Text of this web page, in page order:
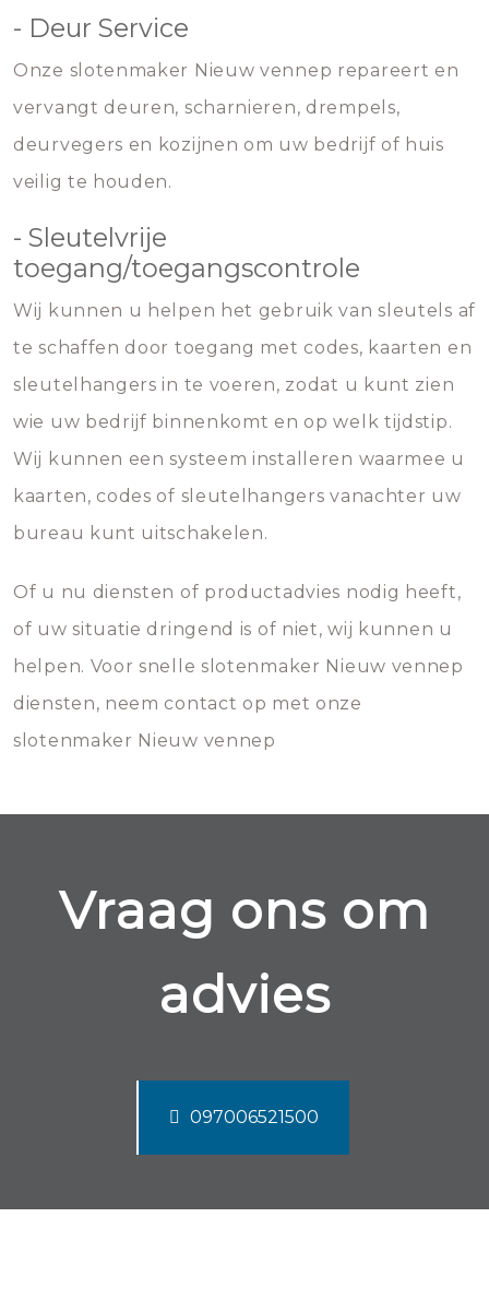
- Deur Service
Onze slotenmaker Nieuw vennep repareert en
vervangt deuren, scharnieren, drempels,
deurvegers en kozijnen om uw bedrijf of huis
veilig te houden.
- Sleutelvrije
toegang/toegangscontrole
Wij kunnen u helpen het gebruik van sleutels af
te schaffen door toegang met codes, kaarten en
sleutelhangers in te voeren, zodat u kunt zien
wie uw bedrijf binnenkomt en op welk tijdstip.
Wij kunnen een systeem installeren waarmee u
kaarten, codes of sleutelhangers vanachter uw
bureau kunt uitschakelen.
Of u nu diensten of productadvies nodig heeft,
of uw situatie dringend is of niet, wij kunnen u
helpen. Voor snelle slotenmaker Nieuw vennep
diensten, neem contact op met onze
slotenmaker Nieuw vennep
Vraag ons om
advies
097006521500